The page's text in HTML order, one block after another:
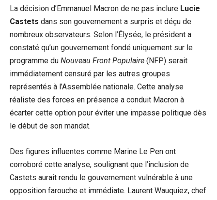
La décision d’Emmanuel Macron de ne pas inclure Lucie
Castets dans son gouvernement a surpris et déçu de
nombreux observateurs. Selon l’Élysée, le président a
constaté qu’un gouvernement fondé uniquement sur le
programme du Nouveau Front Populaire (NFP) serait
immédiatement censuré par les autres groupes
représentés à l’Assemblée nationale. Cette analyse
réaliste des forces en présence a conduit Macron à
écarter cette option pour éviter une impasse politique dès
le début de son mandat.
Des figures influentes comme Marine Le Pen ont
corroboré cette analyse, soulignant que l’inclusion de
Castets aurait rendu le gouvernement vulnérable à une
opposition farouche et immédiate. Laurent Wauquiez, chef